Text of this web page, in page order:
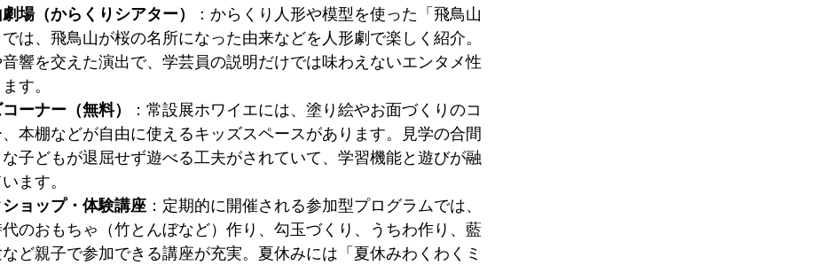
場（からくりシアター）
：からくり人形や模型を使った「飛鳥山
は、飛鳥山が桜の名所になった由来などを人形劇で楽しく紹介。
音響を交えた演出で、学芸員の説明だけでは味わえないエンタメ性
す。
ーナー（無料）
：常設展ホワイエには、塗り絵やお面づくりのコ
本棚などが自由に使えるキッズスペースがあります。見学の合間
子どもが退屈せず遊べる工夫がされていて、学習機能と遊びが融
ます。
ショップ・体験講座 ：定期的に開催される参加型プログラムでは、
のおもちゃ（竹とんぼなど）作り、勾玉づくり、うちわ作り、藍
ど親子で参加できる講座が充実。夏休みには「夏休みわくわくミ